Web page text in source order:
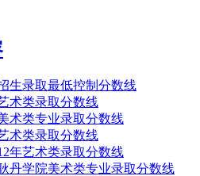
生录取最低控制分数线
术类录取分数线
术类专业录取分数线
术类录取分数线
年艺术类录取分数线
丹学院美术类专业录取分数线